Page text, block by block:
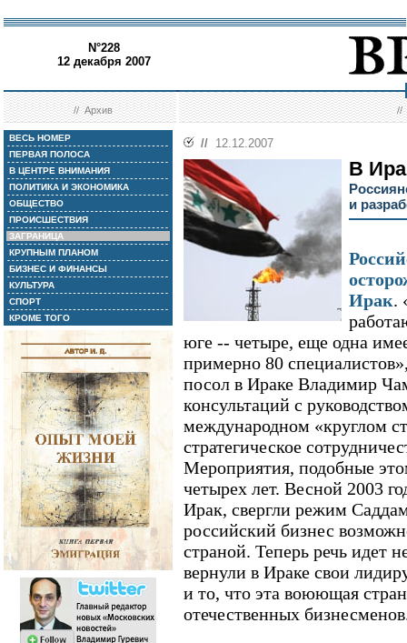
N°228
12 декабря 2007
//Архив //
ВЕСЬ НОМЕР
ПЕРВАЯ ПОЛОСА
В ЦЕНТРЕ ВНИМАНИЯ
ПОЛИТИКА И ЭКОНОМИКА
ОБЩЕСТВО
ПРОИСШЕСТВИЯ
ЗАГРАНИЦА
КРУПНЫМ ПЛАНОМ
БИЗНЕС И ФИНАНСЫ
КУЛЬТУРА
СПОРТ
КРОМЕ ТОГО
// 12.12.2007
В
и
Ирак.
юге -- четыре, еще одна
примерно 80
посол в Ираке Владимир
консультаций с
международном «круглом
стратегическое
Мероприятия, подобные
четырех лет. Весной 2003
Ирак, свергли режим
российский бизнес
страной. Теперь речь идет
вернули в Ираке свои
и то, что эта воюющая
отечественных